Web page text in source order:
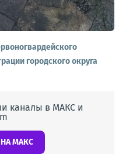
городского округа
каналы в МАКС и
МАКС